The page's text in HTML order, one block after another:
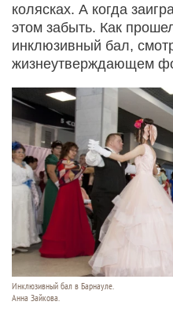
колясках. А когда
этом забыть. Как
инклюзивный бал,
жизнеутверждающем
Инклюзивный бал в Барнауле.
Анна Зайкова.